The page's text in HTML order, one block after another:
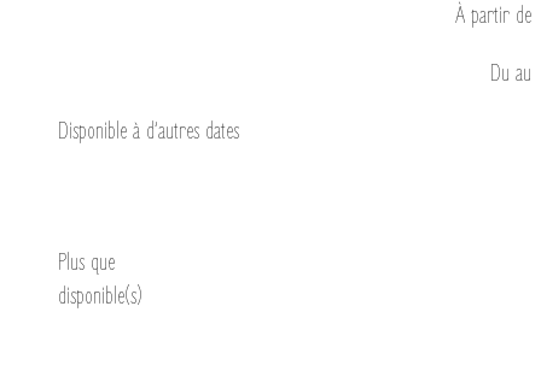
À partir de
Du au
Disponible à d’autres dates
Plus que
disponible(s)